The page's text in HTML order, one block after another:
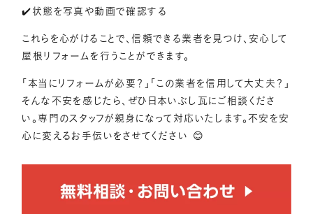
✔️状態を写真や動画で確認する
これらを心がけることで、信頼できる業者を見つけ、安心して
屋根リフォームを行うことができます。
「本当にリフォームが必要？」「この業者を信用して大丈夫？」
そんな不安を感じたら、ぜひ日本いぶし瓦にご相談くださ
い。専門のスタッフが親身になって対応いたします。不安を安
心に変えるお手伝いをさせてください 😊